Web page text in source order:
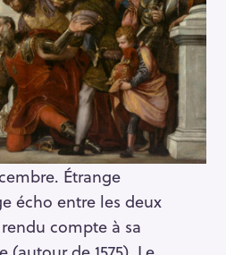
Étrange
écho entre les deux
compte à sa